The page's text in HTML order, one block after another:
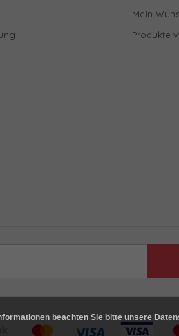
Mein
Produkte
beachten Sie bitte unsere